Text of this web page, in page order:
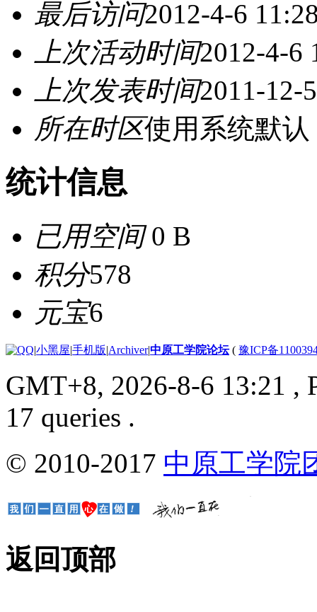
最后访问2012-4-6
上次活动时间2012-4-6
上次发表时间2011-12-
所在时区使用系统默认
统计信息
已用空间0 B
积分578
元宝6
|小黑屋|手机版|Archiver|中原工学院论坛( 豫ICP备
GMT+8, 2026-8-6 13:21 ,
17 queries .
© 2010-2017 中原工学院
返回顶部